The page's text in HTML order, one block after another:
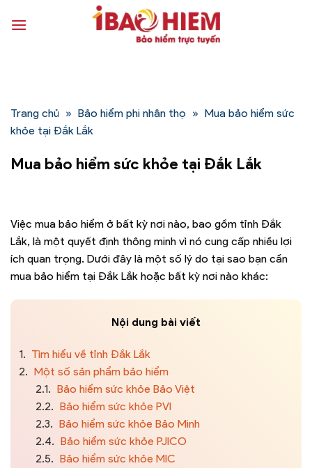
qua
Trang chủ » Bảo hiểm phi nhân thọ » Mua bảo hiểm sức
khỏe tại Đắk Lắk
Mua bảo hiểm sức khỏe tại Đắk Lắk
Việc mua bảo hiểm ở bất kỳ nơi nào, bao gồm tỉnh Đắk
Lắk, là một quyết định thông minh vì nó cung cấp nhiều lợi
ích quan trọng. Dưới đây là một số lý do tại sao bạn cần
mua bảo hiểm tại Đắk Lắk hoặc bất kỳ nơi nào khác:
Nội dung bài viết
1. Tìm hiểu về tỉnh Đắk Lắk
2. Một số sản phẩm bảo hiểm
2.1. Bảo hiểm sức khỏe Bảo Việt
2.2. Bảo hiểm sức khỏe PVI
2.3. Bảo hiểm sức khỏe Bảo Minh
2.4. Bảo hiểm sức khỏe PJICO
2.5. Bảo hiểm sức khỏe MIC